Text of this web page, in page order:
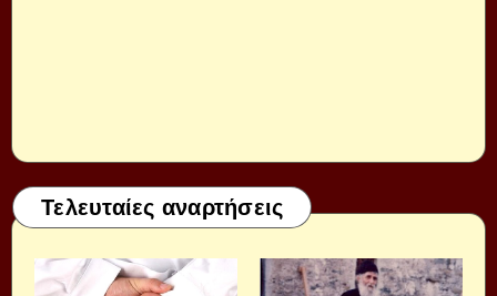
Τελευταίες αναρτήσεις